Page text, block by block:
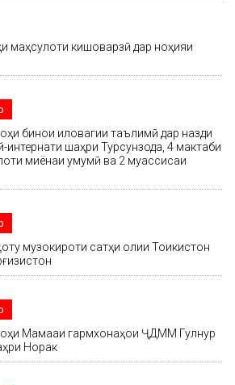
маҳсулоти кишоварзӣ дар ноҳияи
бинои иловагии таълимӣ дар назди
интернати шаҳри Турсунзода, 4 мактаби
миёнаи умумӣ ва 2 муассисаи
музокироти сатҳи олии Тоҷикистон
Маҷмааи гармхонаҳои ҶДММ Гулнур
Норак